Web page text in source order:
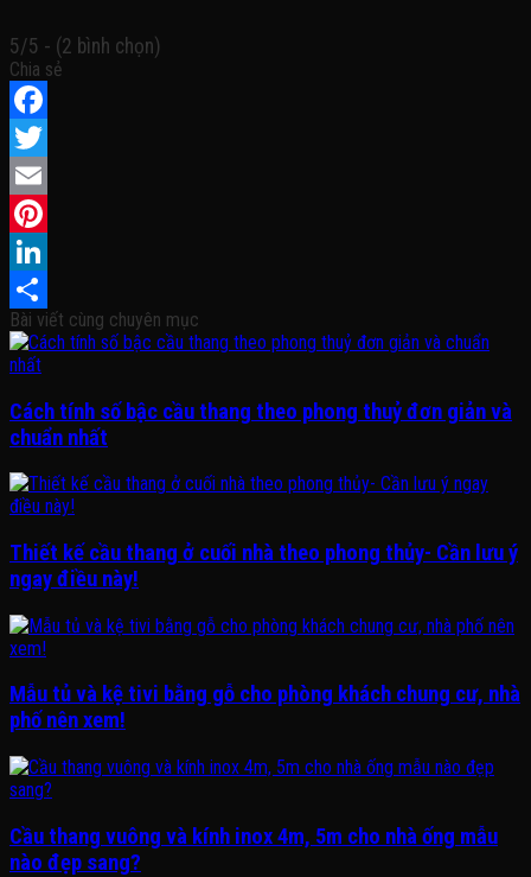
5/5 - (2 bình chọn)
Chia sẻ
Facebook
Twitter
Email
Pinterest
LinkedIn
Share
Bài viết cùng chuyên mục
Cách tính số bậc cầu thang theo phong thuỷ đơn giản và
chuẩn nhất
Thiết kế cầu thang ở cuối nhà theo phong thủy- Cần lưu ý
ngay điều này!
Mẫu tủ và kệ tivi bằng gỗ cho phòng khách chung cư, nhà
phố nên xem!
Cầu thang vuông và kính inox 4m, 5m cho nhà ống mẫu
nào đẹp sang?